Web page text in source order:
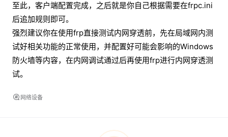
至此，客户端配置完成，之后就是你自己根据需要在frpc.ini
后追加规则即可。
强烈建议你在使用frp直接测试内网穿透前，先在局域网内测
试好相关功能的正常使用，并配置好可能会影响的Windows
防火墙等内容，在内网调试通过后再使用frp进行内网穿透测
试。
网络设备